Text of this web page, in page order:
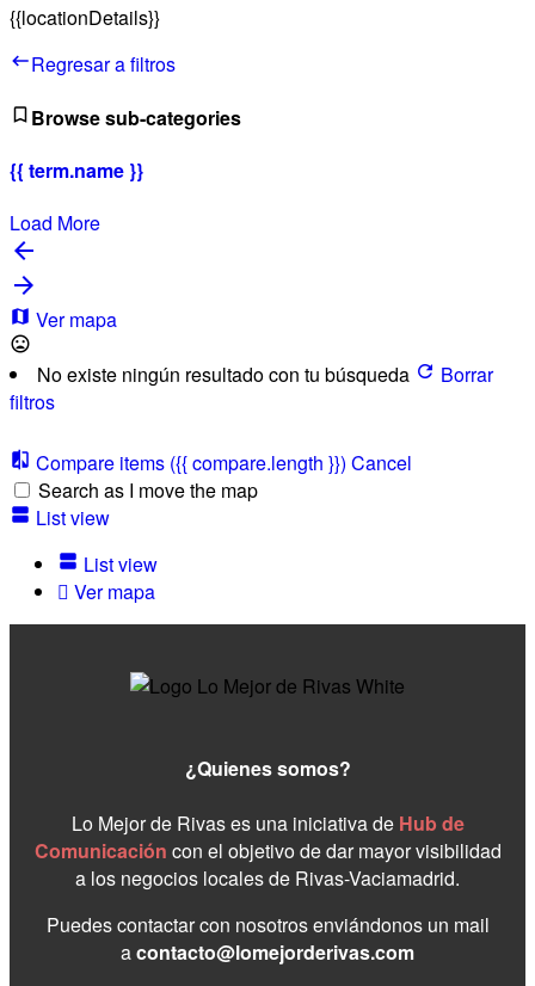
{{locationDetails}}
Regresar a filtros
Browse sub-categories
{{ term.name }}
Load More
Ver mapa
No existe ningún resultado con tu búsqueda
Borrar
filtros
Compare items ({{ compare.length }}) Cancel
Search as I move the map
List view
List view
Ver mapa
¿Quienes somos?
Lo Mejor de Rivas es una iniciativa de Hub de
Comunicación con el objetivo de dar mayor visibilidad
a los negocios locales de Rivas-Vaciamadrid.
Puedes contactar con nosotros enviándonos un mail
acontacto@lomejorderivas.com